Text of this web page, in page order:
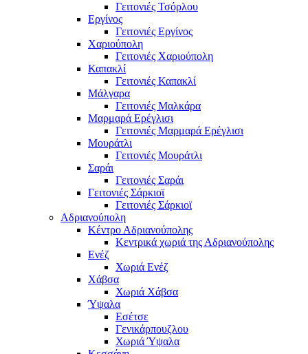
Γειτονιές Τσόρλου
Εργίνος
Γειτονιές Εργίνος
Χαριούπολη
Γειτονιές Χαριούπολη
Καπακλί
Γειτονιές Καπακλί
Μάλγαρα
Γειτονιές Μαλκάρα
Μαρμαρά Ερέγλισι
Γειτονιές Μαρμαρά Ερέγλισι
Μουράτλι
Γειτονιές Μουράτλι
Σαράι
Γειτονιές Σαράι
Γειτονιές Σάρκιοϊ
Γειτονιές Σάρκιοϊ
Αδριανούπολη
Κέντρο Αδριανούπολης
Κεντρικά χωριά της Αδριανούπολης
Ενέζ
Χωριά Ενέζ
Χάβσα
Χωριά Χάβσα
Ύψαλα
Εσέτσε
Γενικάρπουζλου
Χωριά Ύψαλα